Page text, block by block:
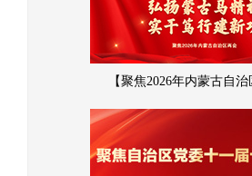
【聚焦2026年内蒙古自治